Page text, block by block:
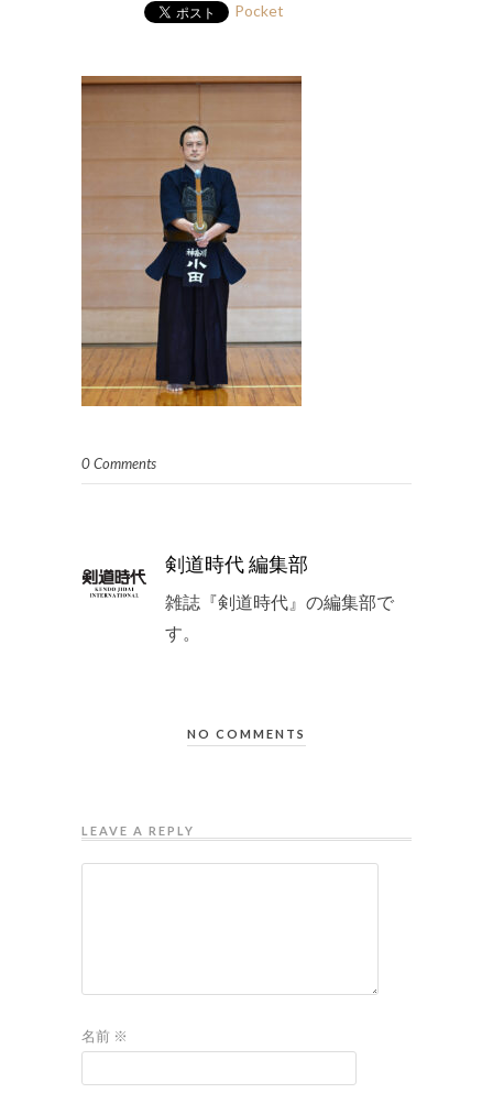
Pocket
0 Comments
剣道時代 編集部
雑誌『剣道時代』の編集部で
す。
NO COMMENTS
LEAVE A REPLY
名前 ※